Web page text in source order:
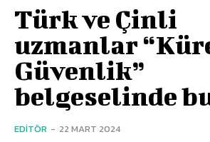
Türk ve Çinli
uzmanlar
Güvenlik”
belgeselinde
EDITÖR - 22 MART 2024